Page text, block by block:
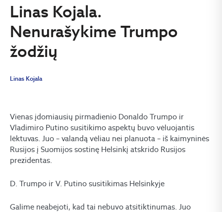
Linas Kojala.
Nenurašykime Trumpo
žodžių
Linas Kojala
Vienas įdomiausių pirmadienio Donaldo Trumpo ir
Vladimiro Putino susitikimo aspektų buvo vėluojantis
lėktuvas. Juo – valandą vėliau nei planuota – iš kaimyninės
Rusijos į Suomijos sostinę Helsinkį atskrido Rusijos
prezidentas.
D. Trumpo ir V. Putino susitikimas Helsinkyje
Galime neabejoti, kad tai nebuvo atsitiktinumas. Juo